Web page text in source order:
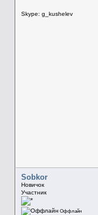
Skype: g_kushelev
Sobkor
Новичок
Участник
Оффлайн